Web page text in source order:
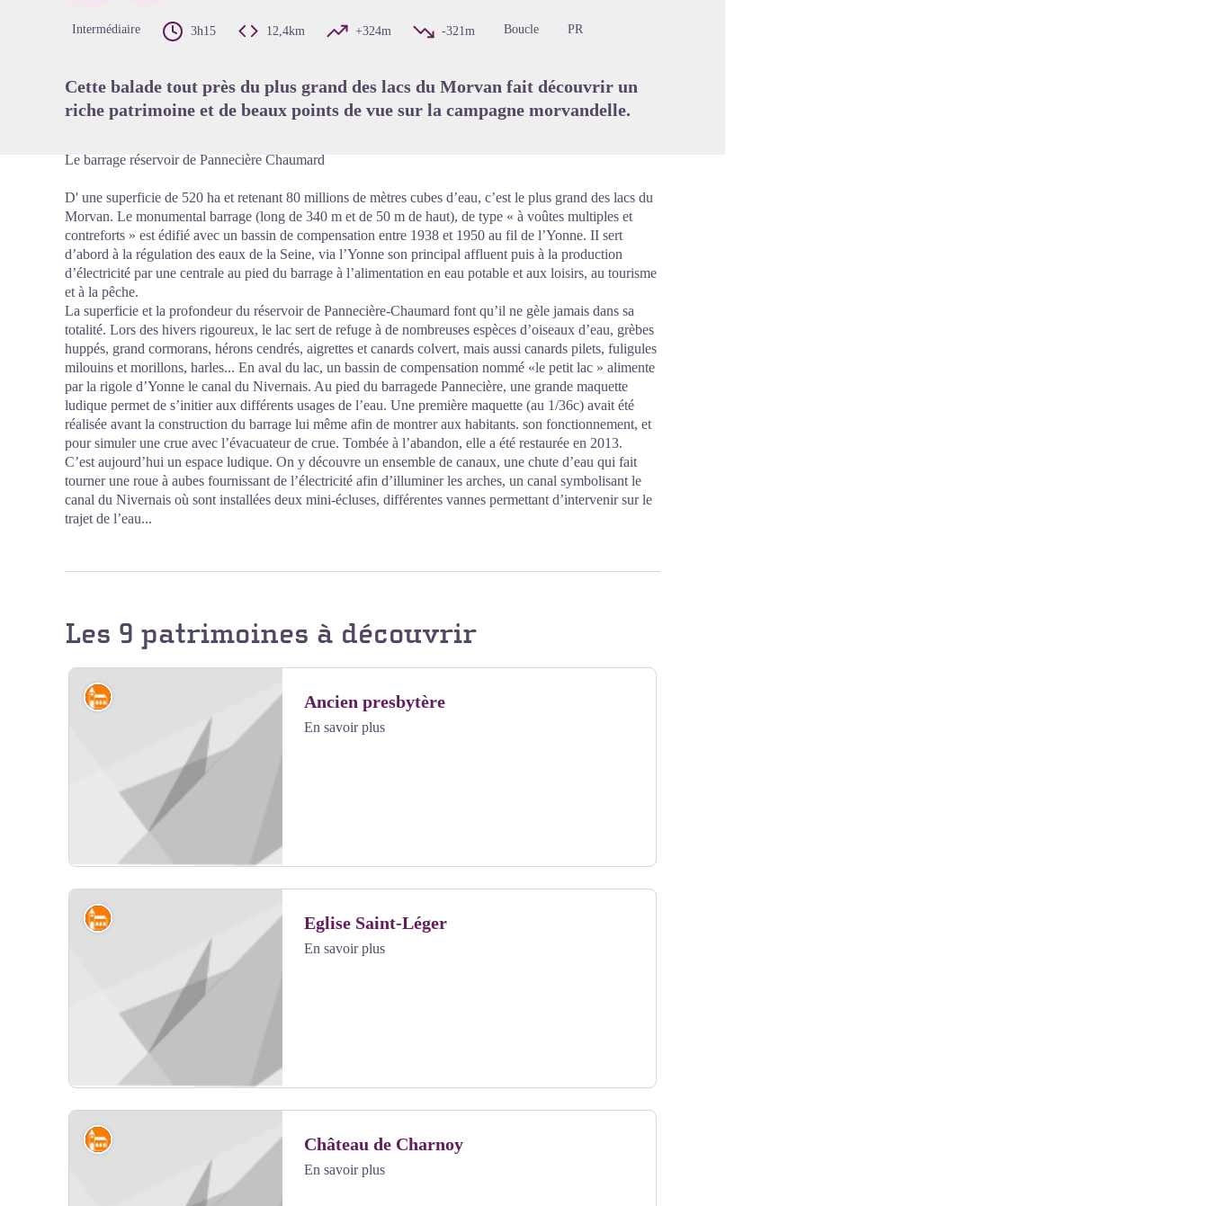
Intermédiaire 3h15 12,4km +324m -321m Boucle PR
Cette balade tout près du plus grand des lacs du Morvan fait découvrir un
riche patrimoine et de beaux points de vue sur la campagne morvandelle.
Le barrage réservoir de Pannecière Chaumard
D' une superficie de 520 ha et retenant 80 millions de mètres cubes d’eau, c’est le plus grand des lacs du
Morvan. Le monumental barrage (long de 340 m et de 50 m de haut), de type « à voûtes multiples et
contreforts » est édifié avec un bassin de compensation entre 1938 et 1950 au fil de l’Yonne. II sert
d’abord à la régulation des eaux de la Seine, via l’Yonne son principal affluent puis à la production
d’électricité par une centrale au pied du barrage à l’alimentation en eau potable et aux loisirs, au tourisme
et à la pêche.
La superficie et la profondeur du réservoir de Pannecière-Chaumard font qu’il ne gèle jamais dans sa
totalité. Lors des hivers rigoureux, le lac sert de refuge à de nombreuses espèces d’oiseaux d’eau, grèbes
huppés, grand cormorans, hérons cendrés, aigrettes et canards colvert, mais aussi canards pilets, fuligules
milouins et morillons, harles... En aval du lac, un bassin de compensation nommé «le petit lac » alimente
par la rigole d’Yonne le canal du Nivernais. Au pied du barragede Pannecière, une grande maquette
ludique permet de s’initier aux différents usages de l’eau. Une première maquette (au 1/36c) avait été
réalisée avant la construction du barrage lui même afin de montrer aux habitants. son fonctionnement, et
pour simuler une crue avec l’évacuateur de crue. Tombée à l’abandon, elle a été restaurée en 2013.
C’est aujourd’hui un espace ludique. On y découvre un ensemble de canaux, une chute d’eau qui fait
tourner une roue à aubes fournissant de l’électricité afin d’illuminer les arches, un canal symbolisant le
canal du Nivernais où sont installées deux mini-écluses, différentes vannes permettant d’intervenir sur le
trajet de l’eau...
Les 9 patrimoines à découvrir
Voir l'image en plein écran
Édifices religieux et châteaux Ancien presbytère
En savoir plus
Voir l'image en plein écran
Édifices religieux et châteaux Eglise Saint-Léger
En savoir plus
Édifices religieux et châteaux Château de Charnoy
En savoir plus